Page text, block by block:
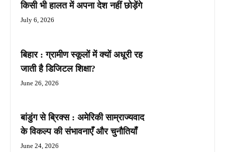
किसी भी हालत में अपना देश नहीं छोड़ेंगे
July 6, 2026
बिहार : ग्रामीण स्कूलों में क्यों अधूरी रह
जाती है डिजिटल शिक्षा?
June 26, 2026
बांडुंग से ब्रिक्स : अमेरिकी साम्राज्यवाद
के विकल्प की संभावनाएँ और चुनौतियाँ
June 24, 2026